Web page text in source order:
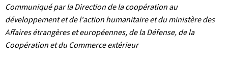
Communiqué par la Direction de la coopération au
développement et de l'action humanitaire et du ministère des
Affaires étrangères et européennes, de la Défense, de la
Coopération et du Commerce extérieur